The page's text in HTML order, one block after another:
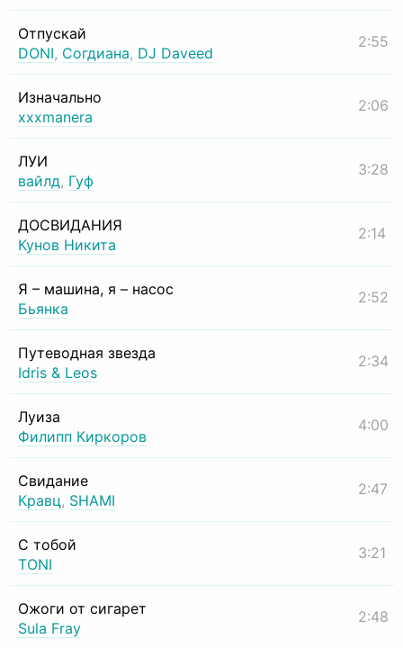
Отпускай
DONI, Согдиана, DJ Daveed
2:55
Изначально
xxxmanera
2:06
ЛУИ
вайлд, Гуф
3:28
ДОСВИДАНИЯ
Кунов Никита
2:14
Я – машина, я – насос
Бьянка
2:52
Путеводная звезда
Idris & Leos
2:34
Луиза
Филипп Киркоров
4:00
Свидание
Кравц, SHAMI
2:47
С тобой
TONI
3:21
Ожоги от сигарет
Sula Fray
2:48